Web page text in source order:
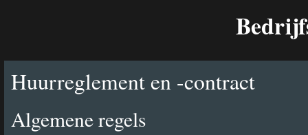
Huurreglement en -contract
Algemene regels